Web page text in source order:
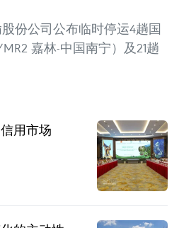
份公司公布临时停运4趟国
嘉林-中国南宁）及21趟
用市场